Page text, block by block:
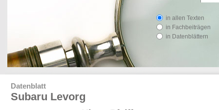
in allen Texten
in Fachbeiträgen
in Datenblättern
Datenblatt
Subaru Levorg